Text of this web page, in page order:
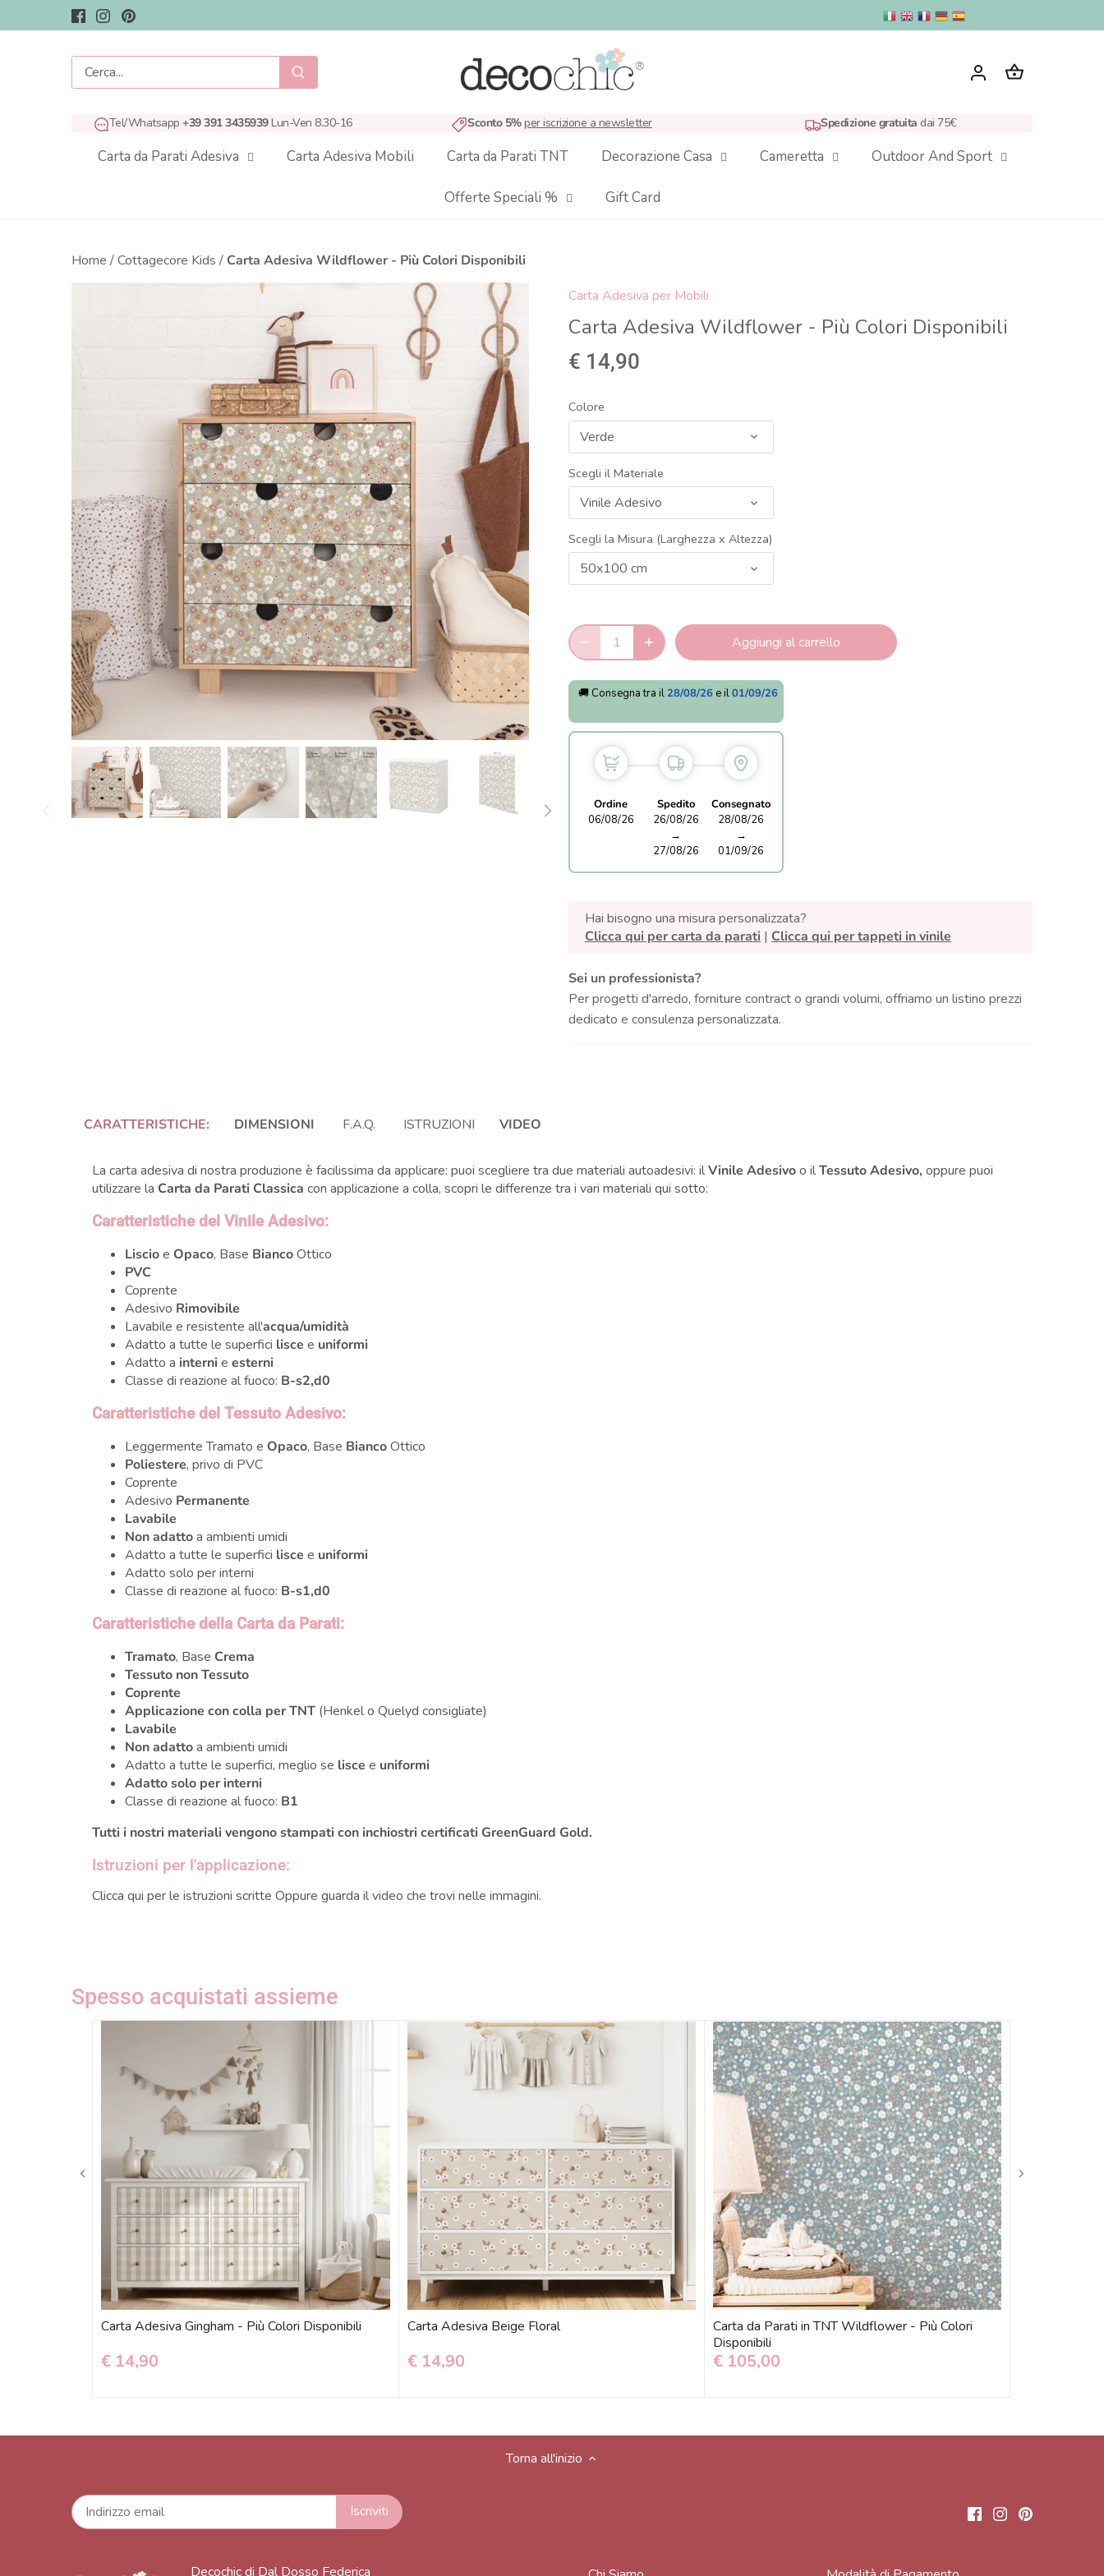
al
Tel/Whatsapp +39 391 3435939Lun-Ven 8.30-16 Sconto 5%per iscrizione a newsletter Spedizione gratuita dai 75€
Carta da Parati Adesiva Carta Adesiva Mobili Carta da Parati TNT Decorazione Casa Cameretta Outdoor And Sport
Offerte Speciali % Gift Card
Home /Cottagecore Kids / Carta Adesiva Wildflower - Più Colori Disponibili
Carta Adesiva per Mobili
Carta Adesiva Wildflower - Più Colori Disponibili
€ 14,90
Colore
Verde
Scegli il Materiale
Vinile Adesivo
Scegli la Misura (Larghezza x Altezza)
50x100 cm
Aggiungi al carrello
🚚 Consegna tra il 28/08/26 e il01/09/26
Ordine
06/08/26
Spedito
26/08/26
→
27/08/26
Consegnato
28/08/26
→
01/09/26
Hai bisogno una misura personalizzata?
Clicca qui per carta da parati | Clicca qui per tappeti in vinile
Sei un professionista?
Per progetti d'arredo, forniture contract o grandi volumi, offriamo un listino prezzi
dedicato e consulenza personalizzata.
CARATTERISTICHE: DIMENSIONI F.A.Q. ISTRUZIONI VIDEO
La carta adesiva di nostra produzione è facilissima da applicare: puoi scegliere tra due materiali autoadesivi: ilVinile Adesivoo ilTessuto Adesivo,oppure puoi
utilizzare la Carta da Parati Classica con applicazione a colla, scopri le differenze tra i vari materiali qui sotto:
Caratteristiche del Vinile Adesivo:
Liscioe Opaco, Base BiancoOttico
PVC
Coprente
Adesivo Rimovibile
Lavabile e resistente all'acqua/umidità
Adatto a tutte le superfici lisce e uniformi
Adatto a internie esterni
Classe di reazione al fuoco: B-s2,d0
Caratteristiche del Tessuto Adesivo:
Leggermente Tramato e Opaco, Base BiancoOttico
Poliestere, privo di PVC
Coprente
Adesivo Permanente
Lavabile
Non adattoa ambienti umidi
Adatto a tutte le superfici lisce e uniformi
Adatto solo per interni
Classe di reazione al fuoco: B-s1,d0
Caratteristiche della Carta da Parati:
Tramato, Base Crema
Tessuto non Tessuto
Coprente
Applicazione con colla per TNT (Henkel o Quelyd consigliate)
Lavabile
Non adattoa ambienti umidi
Adatto a tutte le superfici, meglio se lisce e uniformi
Adatto solo per interni
Classe di reazione al fuoco: B1
Tutti i nostri materiali vengono stampati con inchiostri certificati GreenGuard Gold.
Istruzioni per l'applicazione:
Clicca qui per leistruzioni scritte Oppure guarda ilvideo che trovi nelle immagini.
Spesso acquistati assieme
Carta Adesiva Gingham - Più Colori Disponibili
€ 14,90
Carta Adesiva Beige Floral
€ 14,90
Carta da Parati in TNT Wildflower - Più Colori
Disponibili
€ 105,00
Torna all'inizio
Decochic di Dal Dosso Federica